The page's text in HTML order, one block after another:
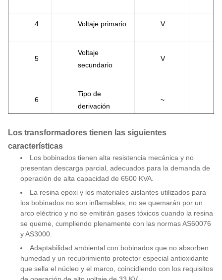
4 Voltaje primario V
5
Voltaje
secundario
V
6
Tipo de
derivación
~
Rango de
8
Método de
refrigeración
9
Frecuencia
nominal
Hz
Grupo de
vectores
Los transformadores tienen las siguientes
características
Los bobinados tienen alta resistencia mecánica y no
presentan descarga parcial, adecuados para la demanda de
operación de alta capacidad de 6500 KVA.
La resina epoxi y los materiales aislantes utilizados para
los bobinados no son inflamables, no se quemarán por un
arco eléctrico y no se emitirán gases tóxicos cuando la resina
se queme, cumpliendo plenamente con las normas AS60076
y AS3000.
Adaptabilidad ambiental con bobinados que no absorben
humedad y un recubrimiento protector especial antioxidante
que sella el núcleo y el marco, coincidiendo con los requisitos